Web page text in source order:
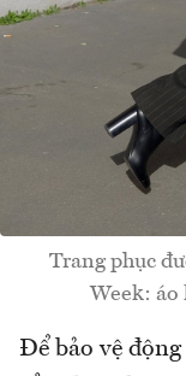
Trang phục
Week: áo
Để bảo vệ